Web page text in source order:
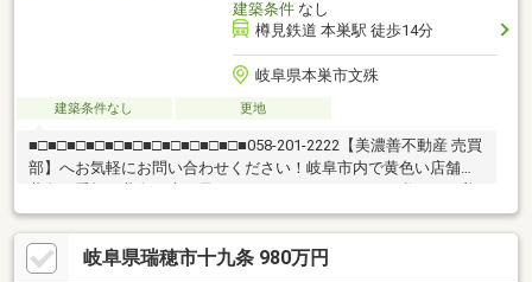
建築条件なし
樽見鉄道 本巣駅 徒歩14分
岐阜県本巣市文殊
建築条件なし 更地
■□■□■□■□■□■□■□■□■□■□■□■058-201-2222【美濃善不動産 売買
部】へお気軽にお問い合わせください！岐阜市内で黄色い店舗・
黄色い看板・黄色い車を見かけたことありませんか。私たちが美
濃善不動産です！岐阜を知っている岐阜の不動産エキスパート！
土地探しも住まい探しも建築も不動産のことならお任せ下さい。
■売買保有物件1000件以上！
岐阜県瑞穂市十九条 980万円